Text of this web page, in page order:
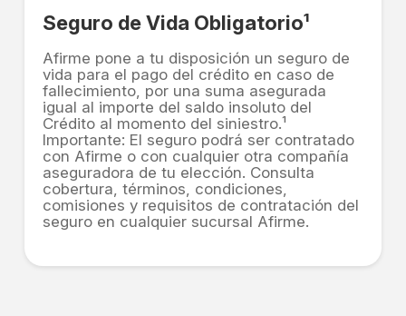
Seguro de Vida Obligatorio¹
Afirme pone a tu disposición un seguro de
vida para el pago del crédito en caso de
fallecimiento, por una suma asegurada
igual al importe del saldo insoluto del
Crédito al momento del siniestro.¹
Importante: El seguro podrá ser contratado
con Afirme o con cualquier otra compañía
aseguradora de tu elección. Consulta
cobertura, términos, condiciones,
comisiones y requisitos de contratación del
seguro en cualquier sucursal Afirme.